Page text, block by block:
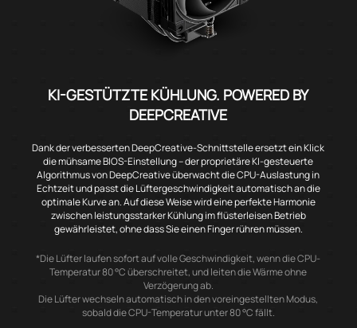
KI-GESTÜTZTE KÜHLUNG. POWERED BY
DEEPCREATIVE
Dank der verbesserten DeepCreative-Schnittstelle ersetzt ein Klick
die mühsame BIOS-Einstellung – der proprietäre KI-gesteuerte
Algorithmus von DeepCreative überwacht die CPU-Auslastung in
Echtzeit und passt die Lüftergeschwindigkeit automatisch an die
optimale Kurve an. Auf diese Weise wird eine perfekte Harmonie
zwischen leistungsstarker Kühlung im flüsterleisen Betrieb
gewährleistet, ohne dass Sie einen Finger rühren müssen.
*Die Lüfter laufen sofort auf volle Geschwindigkeit, wenn die CPU-
Temperatur 80 °C überschreitet, und leiten die Wärme ohne
Verzögerung ab.
Die Lüfter wechseln automatisch in den voreingestellten Modus,
sobald die CPU-Temperatur unter 80 °C fällt.